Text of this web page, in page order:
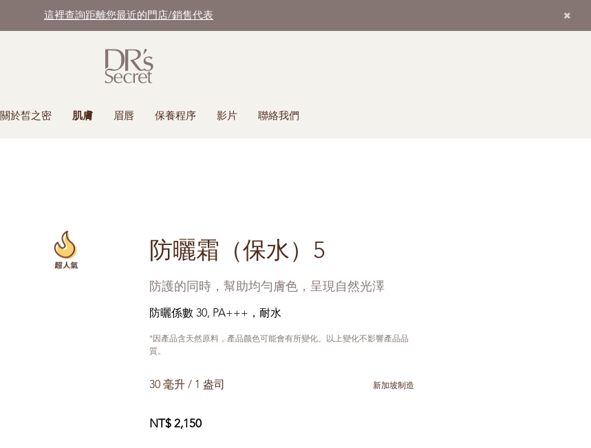
這裡查詢距離您最近的門店/銷售代表
關於皙之密 肌膚 眉唇 保養程序 影片 聯絡我們
防曬霜（保水）5
防護的同時，幫助均勻膚色，呈現自然光澤
防曬係數 30, PA+++，耐水
*因產品含天然原料，產品颜色可能會有所變化。以上變化不影響產品品
質。
30 毫升 / 1 盎司 新加坡制造
NT$ 2,150